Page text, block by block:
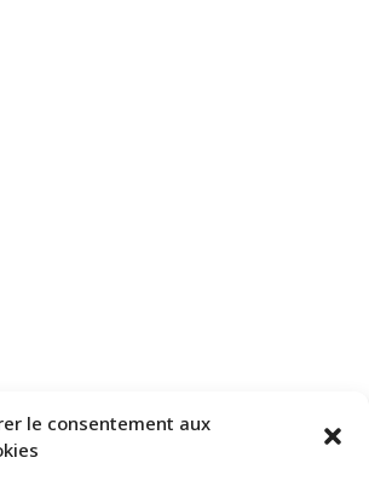
le consentement aux
pour réduire les indésirables.
En savoir plus
de vos commentaires sont utilisées